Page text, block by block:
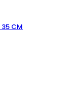
35 CM